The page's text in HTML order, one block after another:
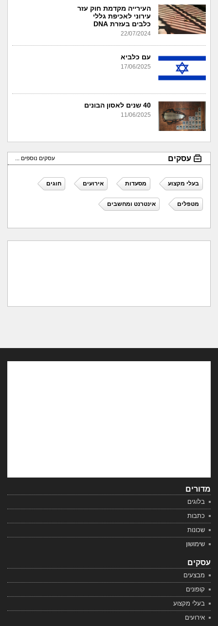
העירייה מקדמת חוק עזר
עירוני לאכיפת גללי
כלבים בעזרת DNA
22/07/2024
עם כלביא
17/06/2025
40 שנים לאסון הבונים
11/06/2025
עסקים עסקים נוספים ...
בעלי מקצוע מסעדות אירועים חוגים
מטפלים אינטרנט ומחשבים
מדורים
בלוגים
כתבות
שכונות
שימושון
עסקים
מבצעים
קופונים
בעלי מקצוע
אירועים